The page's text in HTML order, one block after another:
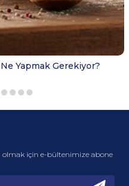
Yapmak Gerekiyor?
olmak için e-bültenimize abone